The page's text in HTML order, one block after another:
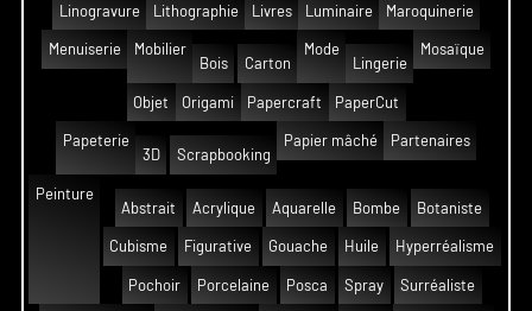
Linogravure Lithographie Livres Luminaire Maroquinerie
Menuiserie
Mobilier
Bois
Carton
Mode
Lingerie
Mosaïque
Objet Origami Papercraft PaperCut
Papeterie
3D
Scrapbooking
Papier mâché Partenaires
Peinture
Abstrait
Acrylique Aquarelle Bombe Botaniste
Cubisme Figurative Gouache Huile Hyperréalisme
Pochoir Porcelaine Posca Spray Surréaliste